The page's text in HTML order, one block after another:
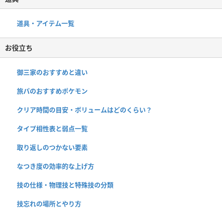
道具・アイテム一覧
お役立ち
御三家のおすすめと違い
旅パのおすすめポケモン
クリア時間の目安・ボリュームはどのくらい？
タイプ相性表と弱点一覧
取り返しのつかない要素
なつき度の効率的な上げ方
技の仕様・物理技と特殊技の分類
技忘れの場所とやり方